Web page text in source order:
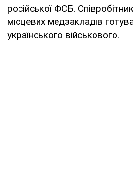
російської ФСБ.
місцевих медзакладів
українського військового.